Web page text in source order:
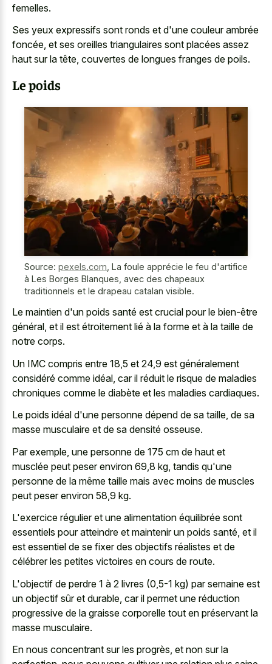
femelles.
Ses yeux expressifs sont ronds et d'une couleur ambrée
foncée, et ses oreilles triangulaires sont placées assez
haut sur la tête, couvertes de longues franges de poils.
Le poids
Source: pexels.com La foule apprécie le feu d'artifice
à Les Borges Blanques, avec des chapeaux
traditionnels et le drapeau catalan visible.
Le maintien d'un poids santé est crucial pour le bien-être
général, et il est étroitement lié à la forme et à la taille de
notre corps.
Un IMC compris entre 18,5 et 24,9 est généralement
considéré comme idéal, car il réduit le risque de maladies
chroniques comme le diabète et les maladies cardiaques.
Le poids idéal d'une personne dépend de sa taille, de sa
masse musculaire et de sa densité osseuse.
Par exemple, une personne de 175 cm de haut et
musclée peut peser environ 69,8 kg, tandis qu'une
personne de la même taille mais avec moins de muscles
peut peser environ 58,9 kg.
L'exercice régulier et une alimentation équilibrée sont
essentiels pour atteindre et maintenir un poids santé, et il
est essentiel de se fixer des objectifs réalistes et de
célébrer les petites victoires en cours de route.
L'objectif de perdre 1 à 2 livres (0,5-1 kg) par semaine est
un objectif sûr et durable, car il permet une réduction
progressive de la graisse corporelle tout en préservant la
masse musculaire.
En nous concentrant sur les progrès, et non sur la